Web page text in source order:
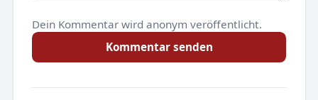
Dein Kommentar wird anonym veröffentlicht.
Kommentar senden